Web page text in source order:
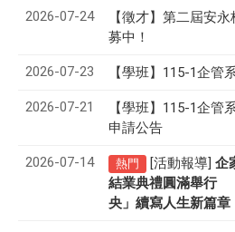
2026-07-24 【徵才】 第二屆安永
募中！
2026-07-23 【學班】115-1企管
2026-07-21
【學班】115-1企管
申請公告
2026-07-14 熱門 [活動報導] 企
結業典禮圓滿舉行
央」續寫人生新篇章